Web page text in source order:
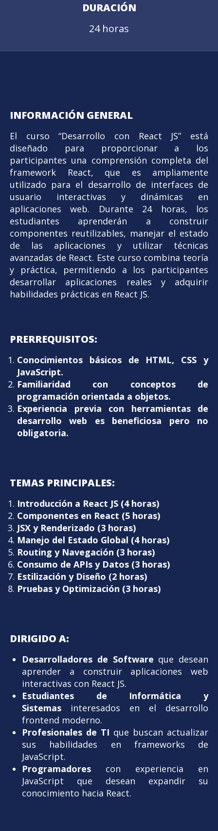
DURACIÓN
24 horas
INFORMACIÓN GENERAL
El curso “Desarrollo con React JS” está
diseñado para proporcionar a los
participantes una comprensión completa del
framework React, que es ampliamente
utilizado para el desarrollo de interfaces de
usuario interactivas y dinámicas en
aplicaciones web. Durante 24 horas, los
estudiantes aprenderán a construir
componentes reutilizables, manejar el estado
de las aplicaciones y utilizar técnicas
avanzadas de React. Este curso combina teoría
y práctica, permitiendo a los participantes
desarrollar aplicaciones reales y adquirir
habilidades prácticas en React JS.
PRERREQUISITOS:
Conocimientos básicos de HTML, CSS y
JavaScript.
Familiaridad con conceptos de
programación orientada a objetos.
Experiencia previa con herramientas de
desarrollo web es beneficiosa pero no
obligatoria.
TEMAS PRINCIPALES:
Introducción a React JS (4 horas)
Componentes en React (5 horas)
JSX y Renderizado (3 horas)
Manejo del Estado Global (4 horas)
Routing y Navegación (3 horas)
Consumo de APIs y Datos (3 horas)
Estilización y Diseño (2 horas)
Pruebas y Optimización (3 horas)
DIRIGIDO A:
Desarrolladores de Software que desean
aprender a construir aplicaciones web
interactivas con React JS.
Estudiantes de Informática y
Sistemas interesados en el desarrollo
frontend moderno.
Profesionales de TI que buscan actualizar
sus habilidades en frameworks de
JavaScript.
Programadores con experiencia en
JavaScript que desean expandir su
conocimiento hacia React.